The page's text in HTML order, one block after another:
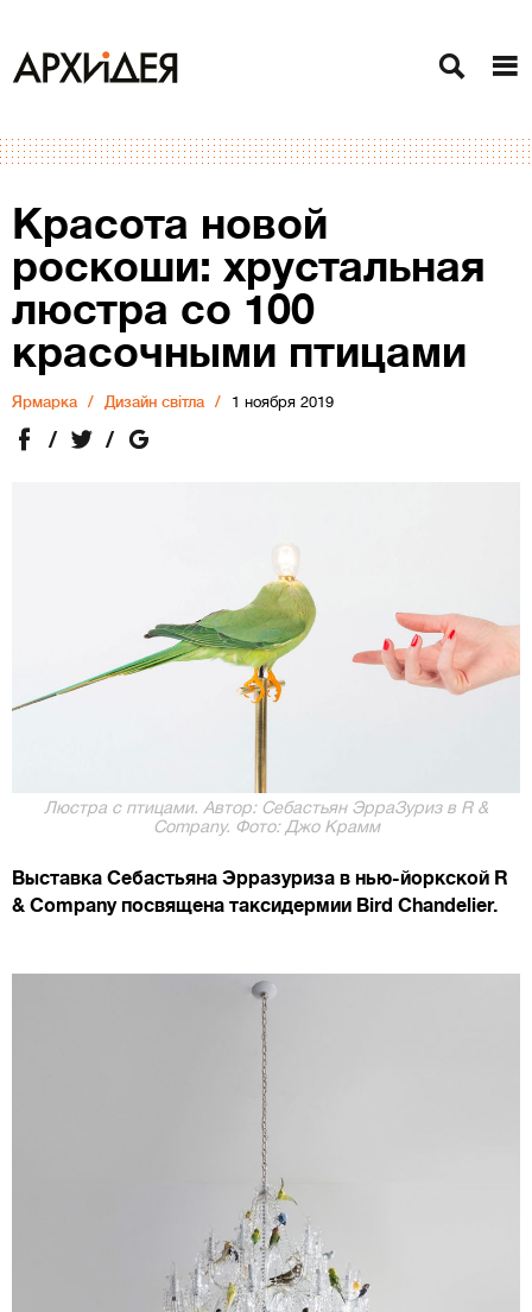
Красота новой
роскоши: хрустальная
люстра со 100
красочными птицами
Ярмарка Дизайн світла 1 ноября 2019
Люстра с птицами. Автор: Себастьян ЭрраЗуриз в R &
Company. Фото: Джо Крамм
Выставка Себастьяна Эрразуриза в нью-йоркской R
& Company посвящена таксидермии Bird Chandelier.